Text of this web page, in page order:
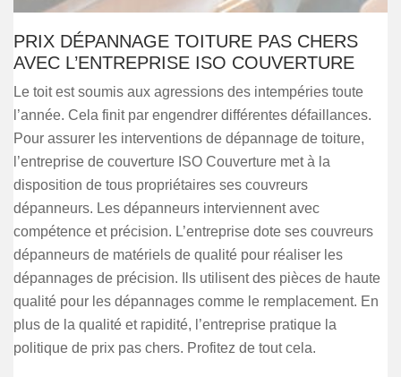
PRIX DÉPANNAGE TOITURE PAS CHERS
AVEC L’ENTREPRISE ISO COUVERTURE
Le toit est soumis aux agressions des intempéries toute
l’année. Cela finit par engendrer différentes défaillances.
Pour assurer les interventions de dépannage de toiture,
l’entreprise de couverture ISO Couverture met à la
disposition de tous propriétaires ses couvreurs
dépanneurs. Les dépanneurs interviennent avec
compétence et précision. L’entreprise dote ses couvreurs
dépanneurs de matériels de qualité pour réaliser les
dépannages de précision. Ils utilisent des pièces de haute
qualité pour les dépannages comme le remplacement. En
plus de la qualité et rapidité, l’entreprise pratique la
politique de prix pas chers. Profitez de tout cela.